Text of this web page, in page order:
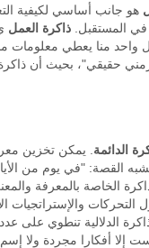
هو جانب أساسي لكيفية
المستقبل. ذاكرة العمل
منا يعطي معلومات
حقيقي"، بحيث أن ذاكرة
الدائمة . يمكن تخزين
"في يوم من الأيام
الخاصة بالمعرفة
التحركات والإستراتجيات
الدلالية تنطوي على عدد
إلا أفكارا مجردة ولا إسم